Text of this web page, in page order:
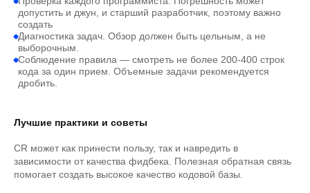
допустить и джун, и старший разработчик, поэтому важно
создать
Диагностика задач. Обзор должен быть цельным, а не
выборочным.
Соблюдение правила — смотреть не более 200-400 строк
кода за один прием. Объемные задачи рекомендуется
дробить.
Лучшие практики и советы
CR может как принести пользу, так и навредить в
зависимости от качества фидбека. Полезная обратная связь
помогает создать высокое качество кодовой базы.